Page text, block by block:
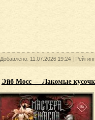
Добавлено: 11.07.2026 19:24 |
Эйб Мосс — Лакомые